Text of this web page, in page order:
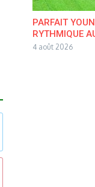
PARFAIT
RYTHMIQUE
4 août 2026